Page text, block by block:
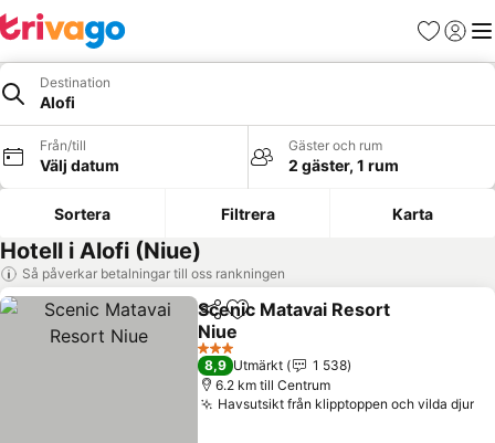
Favoriter
Logga
Destination
Alofi
Från/till
Välj datum
Gäster och rum
2 gäster, 1 rum
Sortera Filtrera Karta
Hotell i Alofi (Niue)
Så påverkar betalningar till oss rankningen
Dela Lägg till i Mina Favoriter
Scenic Matavai Resort
Niue
Se priser
3 Stjärnor
8,9 Utmärkt
1 538
6.2 km till Centrum
Havsutsikt från klipptoppen och vilda djur